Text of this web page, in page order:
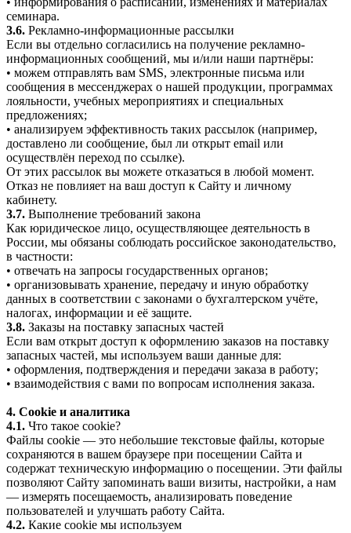
семинара.
3.6. Рекламно-информационные рассылки
Если вы отдельно согласились на получение рекламно-
информационных сообщений, мы и/или наши партнёры:
• можем отправлять вам SMS, электронные письма или
сообщения в мессенджерах о нашей продукции, программах
лояльности, учебных мероприятиях и специальных
предложениях;
• анализируем эффективность таких рассылок (например,
доставлено ли сообщение, был ли открыт email или
осуществлён переход по ссылке).
От этих рассылок вы можете отказаться в любой момент.
Отказ не повлияет на ваш доступ к Сайту и личному
кабинету.
3.7. Выполнение требований закона
Как юридическое лицо, осуществляющее деятельность в
России, мы обязаны соблюдать российское законодательство,
в частности:
• отвечать на запросы государственных органов;
• организовывать хранение, передачу и иную обработку
данных в соответствии с законами о бухгалтерском учёте,
налогах, информации и её защите.
3.8. Заказы на поставку запасных частей
Если вам открыт доступ к оформлению заказов на поставку
запасных частей, мы используем ваши данные для:
• оформления, подтверждения и передачи заказа в работу;
• взаимодействия с вами по вопросам исполнения заказа.
4. Cookie и аналитика
4.1. Что такое cookie?
Файлы cookie — это небольшие текстовые файлы, которые
сохраняются в вашем браузере при посещении Сайта и
содержат техническую информацию о посещении. Эти файлы
позволяют Сайту запоминать ваши визиты, настройки, а нам
— измерять посещаемость, анализировать поведение
пользователей и улучшать работу Сайта.
4.2. Какие cookie мы используем